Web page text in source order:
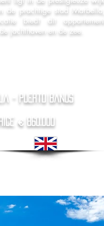
de prachtige stad Marbella,
biedt dit appartement
jachthaven en de zee.
- Puerto Banus
€ 860.000